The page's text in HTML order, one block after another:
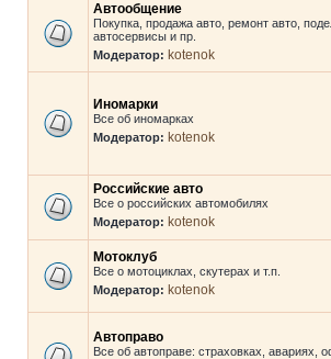
Автообщение
Покупка, продажа авто, ремонт авто,
автосервисы и пр.
Модератор: kotenok
Иномарки
Все об иномарках
Модератор: kotenok
Российские авто
Все о российских автомобилях
Модератор: kotenok
Мотоклуб
Все о мотоциклах, скутерах и т.п.
Модератор: kotenok
Автоправо
Все об автоправе: страховках, авариях,